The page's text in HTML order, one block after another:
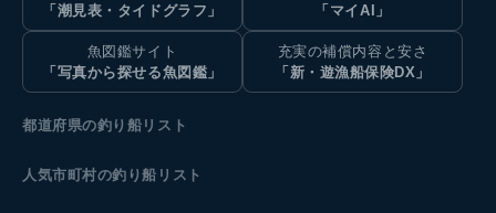
「潮見表・タイドグラフ」
「マイAI」
魚図鑑サイト
「写真から探せる魚図鑑」
充実の補償内容と安さ
「新・遊漁船保険DX」
都道府県の釣り船リスト
人気市町村の釣り船リスト